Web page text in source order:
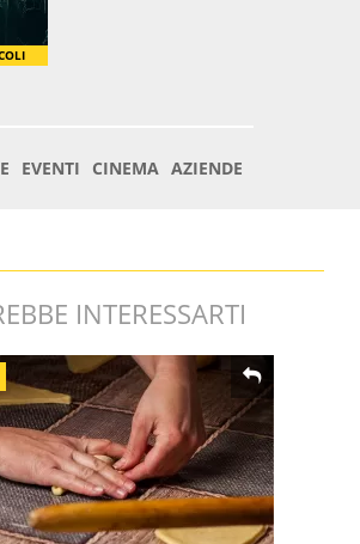
INTERESSARTI